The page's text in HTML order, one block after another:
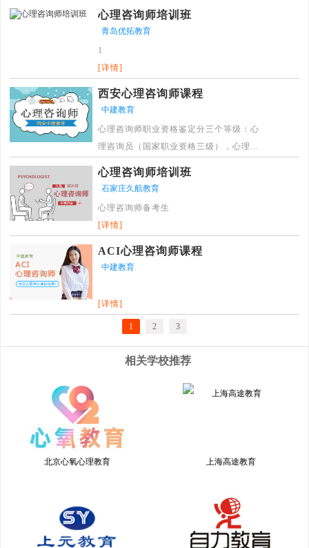
子关系、师生关系；专业性与实用性的结
心理咨询师培训班
青岛优拓教育
1
[详情]
西安心理咨询师课程
中建教育
心理咨询师职业资格鉴定分三个等级：心
理咨询员（国家职业资格三级），心理咨
家二级。
心理咨询师培训班
石家庄久航教育
心理咨询师备考生
[详情]
ACI心理咨询师课程
中建教育
[详情]
1 2 3
相关学校推荐
北京心氧心理教育 上海高途教育